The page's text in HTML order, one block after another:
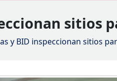
sitios
y BID inspeccionan sitios